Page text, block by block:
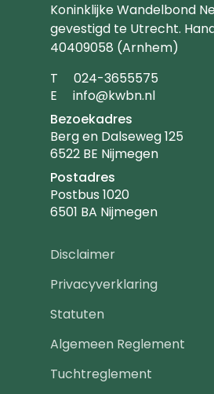
Koninklijke Wandelbond
gevestigd te Utrecht.
40409058 (Arnhem)
T Telefoonnummer
024-3655575
E Emailadres
info@kwbn.nl
Bezoekadres
Berg en Dalseweg 125
6522 BE Nijmegen
Postadres
Postbus 1020
6501 BA Nijmegen
Footer
navigatie
Disclaimer
Privacyverklaring
Statuten
Algemeen Reglement
Tuchtreglement